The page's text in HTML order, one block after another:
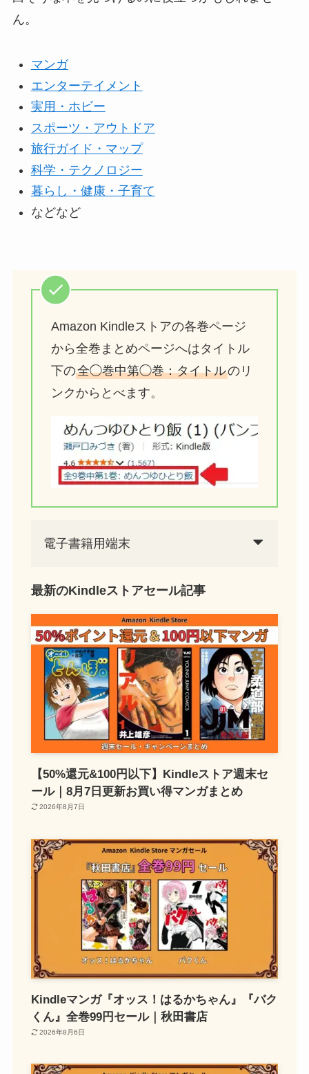
ん。
マンガ
エンターテイメント
実用・ホビー
スポーツ・アウトドア
旅行ガイド・マップ
科学・テクノロジー
暮らし・健康・子育て
などなど
Amazon Kindleストアの各巻ページ
から全巻まとめページへはタイトル
下の全◯巻中第◯巻：タイトルのリ
ンクからとべます。
電子書籍用端末
最新のKindleストアセール記事
【50%還元&100円以下】Kindleストア週末セ
ール｜8月7日更新お買い得マンガまとめ
2026年8月7日
Kindleマンガ『オッス！はるかちゃん』『バク
くん』全巻99円セール｜秋田書店
2026年8月6日